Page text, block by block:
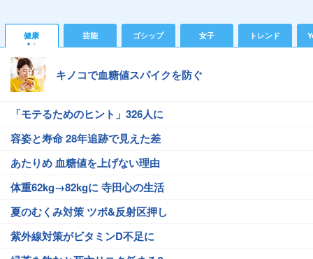
健康 芸能 ゴシップ 女子 トレンド
キノコで血糖値スパイクを防ぐ
「モテるためのヒント」326人に
容姿と寿命 28年追跡で見えた差
あたりめ 血糖値を上げない理由
体重62kg→82kgに 寺田心の生活
夏のむくみ対策 ツボ&反射区押し
紫外線対策がビタミンD不足に